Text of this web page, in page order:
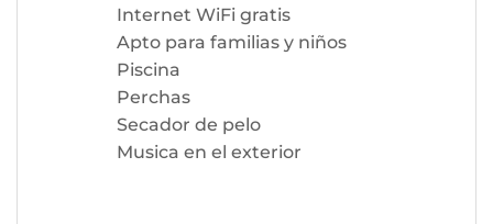
Internet WiFi gratis
Apto para familias y niños
Piscina
Perchas
Secador de pelo
Musica en el exterior